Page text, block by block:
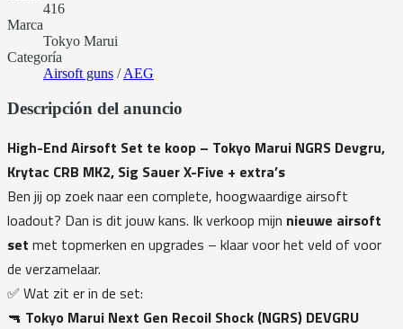
416
Marca
Tokyo Marui
Categoría
Airsoft guns /AEG
Descripción del anuncio
High-End Airsoft Set te koop – Tokyo Marui NGRS Devgru,
Krytac CRB MK2, Sig Sauer X-Five + extra’s
Ben jij op zoek naar een complete, hoogwaardige airsoft
loadout? Dan is dit jouw kans. Ik verkoop mijn nieuwe airsoft
set met topmerken en upgrades – klaar voor het veld of voor
de verzamelaar.
✅ Wat zit er in de set:
🔫 Tokyo Marui Next Gen Recoil Shock (NGRS) DEVGRU